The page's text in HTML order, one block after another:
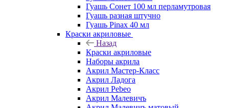
Гуашь Сонет 100 мл перламутровая
Гуашь разная штучно
Гуашь Pinax 40 мл
Краски акриловые
Назад
Краски акриловые
Наборы акрила
Акрил Мастер-Класс
Акрил Ладога
Акрил Pebeo
Акрил Малевичъ